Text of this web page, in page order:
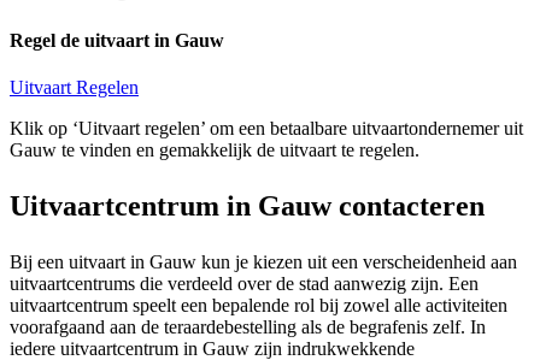
Regel de uitvaart in Gauw
Uitvaart Regelen
Klik op ‘Uitvaart regelen’ om een betaalbare uitvaartondernemer uit
Gauw te vinden en gemakkelijk de uitvaart te regelen.
Uitvaartcentrum in Gauw contacteren
Bij een uitvaart in Gauw kun je kiezen uit een verscheidenheid aan
uitvaartcentrums die verdeeld over de stad aanwezig zijn. Een
uitvaartcentrum speelt een bepalende rol bij zowel alle activiteiten
voorafgaand aan de teraardebestelling als de begrafenis zelf. In
iedere uitvaartcentrum in Gauw zijn indrukwekkende